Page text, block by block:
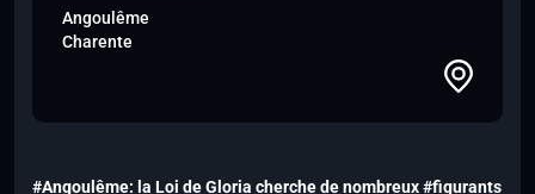
Angoulême
Charente
#Angoulême: la Loi de Gloria cherche de nombreux #figurants